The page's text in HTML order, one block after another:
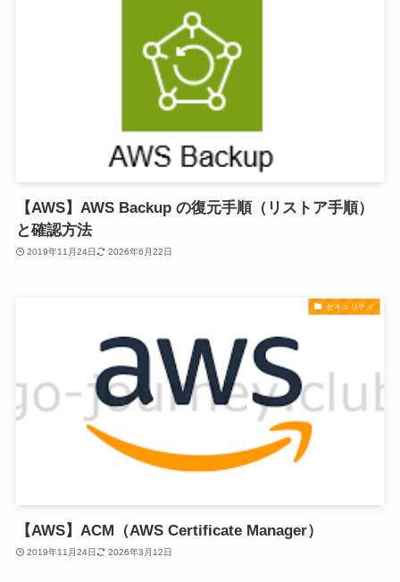
【AWS】AWS Backup の復元手順（リストア手順）
と確認方法
2019年11月24日 2026年6月22日
セキュリティ
【AWS】ACM（AWS Certificate Manager）
2019年11月24日 2026年3月12日